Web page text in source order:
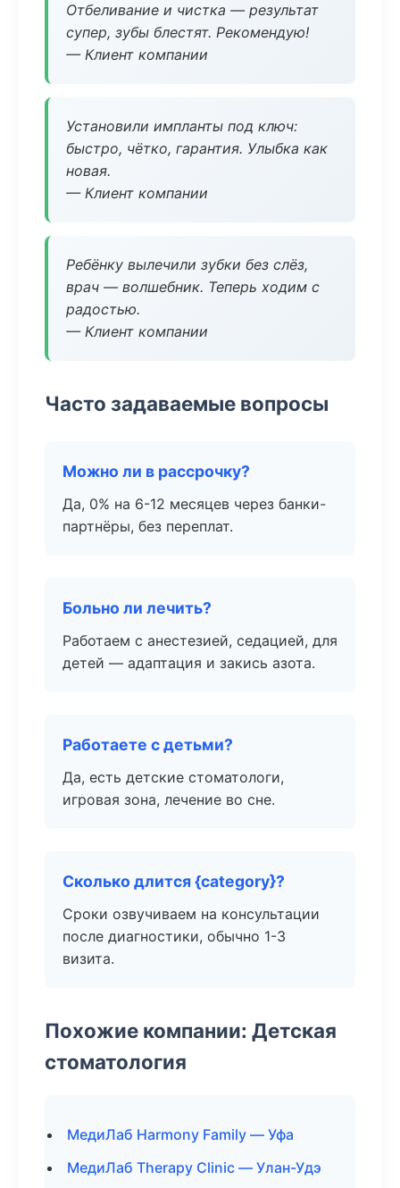
Отбеливание и чистка — результат
супер, зубы блестят. Рекомендую!
— Клиент компании
Установили импланты под ключ:
быстро, чётко, гарантия. Улыбка как
новая.
— Клиент компании
Ребёнку вылечили зубки без слёз,
врач — волшебник. Теперь ходим с
радостью.
— Клиент компании
Часто задаваемые вопросы
Можно ли в рассрочку?
Да, 0% на 6-12 месяцев через банки-
партнёры, без переплат.
Больно ли лечить?
Работаем с анестезией, седацией, для
детей — адаптация и закись азота.
Работаете с детьми?
Да, есть детские стоматологи,
игровая зона, лечение во сне.
Сколько длится {category}?
Сроки озвучиваем на консультации
после диагностики, обычно 1-3
визита.
Похожие компании: Детская
стоматология
МедиЛаб Harmony Family — Уфа
МедиЛаб Therapy Clinic — Улан-Удэ